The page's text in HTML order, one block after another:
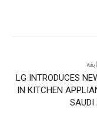
LG INTRODUCES
IN KITCHEN
SAUDI